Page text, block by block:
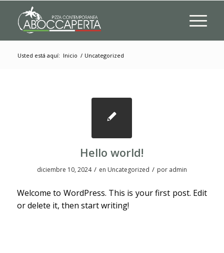
Usted está aquí: Inicio / Uncategorized
Hello world!
diciembre 10, 2024 / en Uncategorized / por admin
Welcome to WordPress. This is your first post. Edit
or delete it, then start writing!